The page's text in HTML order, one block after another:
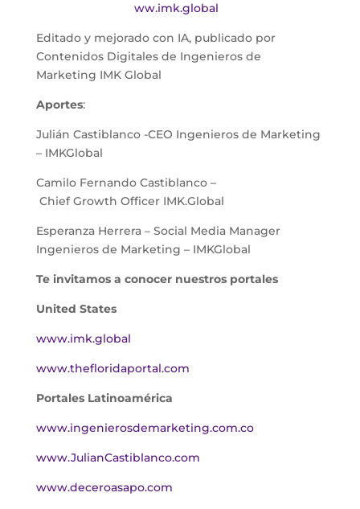
ww.imk.global
Editado y mejorado con IA, publicado por
Contenidos Digitales de Ingenieros de
Marketing IMK Global
Aportes:
Julián Castiblanco -CEO Ingenieros de Marketing
– IMKGlobal
Camilo Fernando Castiblanco –
Chief Growth Officer IMK.Global
Esperanza Herrera – Social Media Manager
Ingenieros de Marketing – IMKGlobal
Te invitamos a conocer nuestros portales
United States
www.imk.global
www.thefloridaportal.com
Portales Latinoamérica
www.ingenierosdemarketing.com.co
www.JulianCastiblanco.com
www.deceroasapo.com